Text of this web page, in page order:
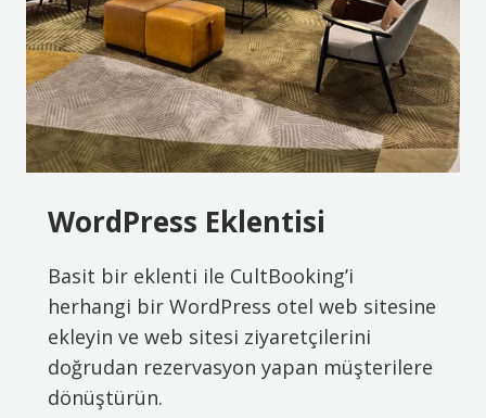
WordPress Eklentisi
Basit bir eklenti ile CultBooking’i
herhangi bir WordPress otel web sitesine
ekleyin ve web sitesi ziyaretçilerini
doğrudan rezervasyon yapan müşterilere
dönüştürün.